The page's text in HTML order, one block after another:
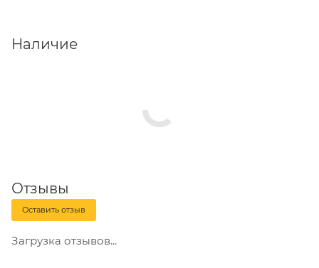
в агрессивных средах и при высоких температурах.
Наличие
Отзывы
Оставить отзыв
Загрузка отзывов...